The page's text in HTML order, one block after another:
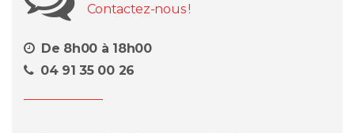
Contactez-nous !
De 8h00 à 18h00
04 91 35 00 26